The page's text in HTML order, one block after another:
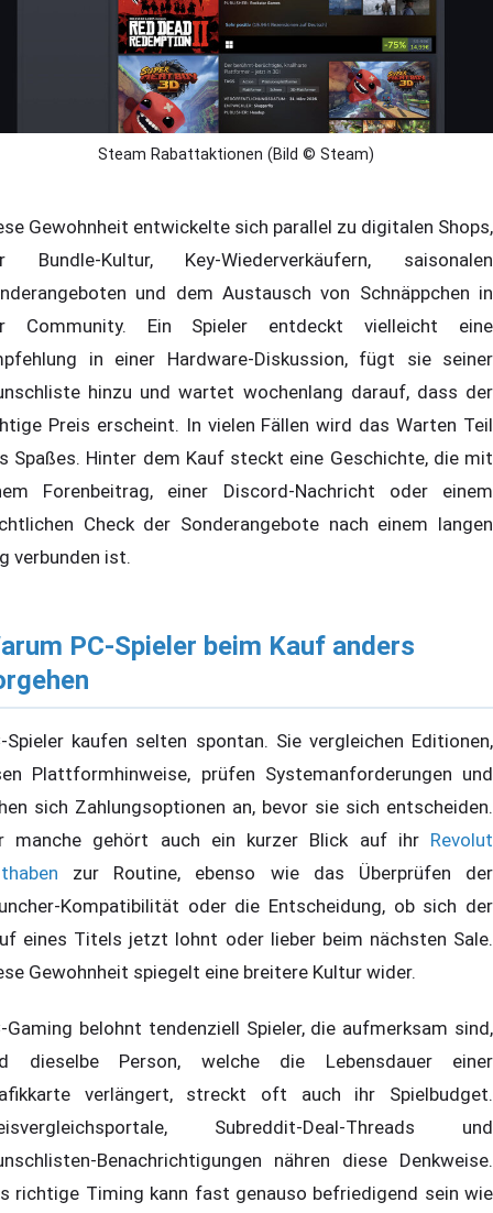
Steam Rabattaktionen (Bild © Steam)
Gewohnheit entwickelte sich parallel zu digitalen Shops,
Bundle-Kultur, Key-Wiederverkäufern, saisonalen
und dem Austausch von Schnäppchen in
Community. Ein Spieler entdeckt vielleicht eine
in einer Hardware-Diskussion, fügt sie seiner
hinzu und wartet wochenlang darauf, dass der
Preis erscheint. In vielen Fällen wird das Warten Teil
Spaßes. Hinter dem Kauf steckt eine Geschichte, die mit
Forenbeitrag, einer Discord-Nachricht oder einem
Check der Sonderangebote nach einem langen
verbunden ist.
PC-Spieler beim Kauf anders
Spieler kaufen selten spontan. Sie vergleichen Editionen,
Plattformhinweise, prüfen Systemanforderungen und
sich Zahlungsoptionen an, bevor sie sich entscheiden.
manche gehört auch ein kurzer Blick auf ihr Revolut
zur Routine, ebenso wie das Überprüfen der
Kompatibilität oder die Entscheidung, ob sich der
eines Titels jetzt lohnt oder lieber beim nächsten Sale.
Gewohnheit spiegelt eine breitere Kultur wider.
Gaming belohnt tendenziell Spieler, die aufmerksam sind,
dieselbe Person, welche die Lebensdauer einer
verlängert, streckt oft auch ihr Spielbudget.
Subreddit-Deal-Threads und
Benachrichtigungen nähren diese Denkweise.
richtige Timing kann fast genauso befriedigend sein wie